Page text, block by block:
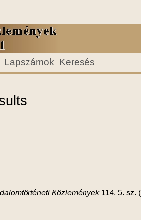
Lapszámok Keresés
Közlemények114, 5. sz.